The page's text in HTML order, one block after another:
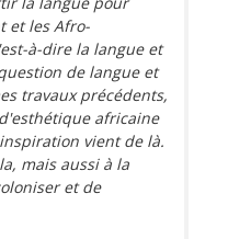
et les Afro-
à-dire la langue et
de langue et
travaux précédents,
africaine
vient de là.
mais aussi à la
et de